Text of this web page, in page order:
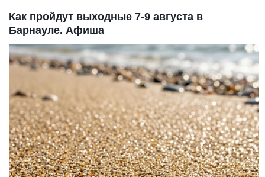
Как пройдут выходные 7-9 августа в
Барнауле. Афиша